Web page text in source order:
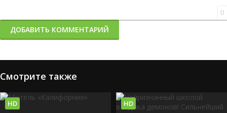
0
ДОБАВИТЬ КОММЕНТАРИЙ
Смотрите также
HD HD